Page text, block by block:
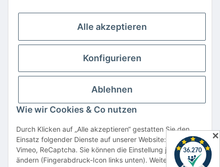
Kauf auf Rechnung
Große Auswahl an Netzteilen und Ladegeräten
Schnelle Lieferung
Hohe Lagerverfügbarkeit
Vertrag widerrufen
* Alle Preise inkl. gesetzlicher USt., zzgl.Versand
Alle verwendeten Markennamen u. Bezeichnungen sind eingetragene Warenzeichen
Alle akzeptieren
Konfigurieren
Ablehnen
Wie wir Cookies & Co nutzen
Durch Klicken auf „Alle akzeptieren“ gestatten Sie den
Einsatz folgender Dienste auf unserer Website: YouTube,
Vimeo, ReCaptcha. Sie können die Einstellung jederzeit
ändern (Fingerabdruck-Icon links unten). Weitere Details
✕